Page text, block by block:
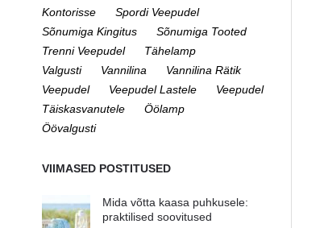
Kontorisse
Spordi Veepudel
Sõnumiga Kingitus
Sõnumiga Tooted
Trenni Veepudel
Tähelamp
Valgusti
Vannilina
Vannilina Rätik
Veepudel
Veepudel Lastele
Veepudel
Täiskasvanutele
Öölamp
Öövalgusti
VIIMASED POSTITUSED
Mida võtta kaasa puhkusele:
praktilised soovitused